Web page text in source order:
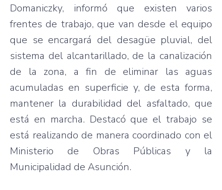
Domaniczky, informó que existen varios
frentes de trabajo, que van desde el equipo
que se encargará del desagüe pluvial, del
sistema del alcantarillado, de la canalización
de la zona, a fin de eliminar las aguas
acumuladas en superficie y, de esta forma,
mantener la durabilidad del asfaltado, que
está en marcha. Destacó que el trabajo se
está realizando de manera coordinado con el
Ministerio de Obras Públicas y la
Municipalidad de Asunción.